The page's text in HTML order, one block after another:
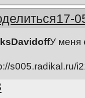
17-
У меня